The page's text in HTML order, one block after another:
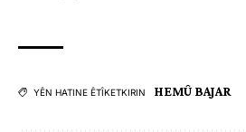
YÊN HATINE ÊTÎKETKIRIN HEMÛ BAJAR